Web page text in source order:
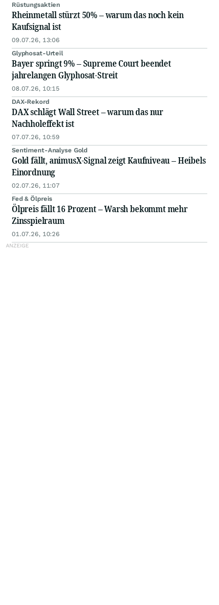
Rüstungsaktien
Rheinmetall stürzt 50% – warum das noch kein
Kaufsignal ist
09.07.26, 13:06
Glyphosat-Urteil
Bayer springt 9% – Supreme Court beendet
jahrelangen Glyphosat-Streit
08.07.26, 10:15
DAX-Rekord
DAX schlägt Wall Street – warum das nur
Nachholeffekt ist
07.07.26, 10:59
Sentiment-Analyse Gold
Gold fällt, animusX-Signal zeigt Kaufniveau – Heibels
Einordnung
02.07.26, 11:07
Fed & Ölpreis
Ölpreis fällt 16 Prozent – Warsh bekommt mehr
Zinsspielraum
01.07.26, 10:26